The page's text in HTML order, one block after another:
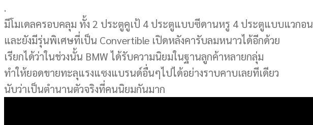
.
มีโมเดลครอบคลุม ทั้ง 2 ประตูคูเป้ 4 ประตูแบบซีดานหรู 4 ประตูแบบแวกอน
และยังมีรุ่นพิเศษที่เป็น Convertible เปิดหลังคารับลมหนาวได้อีกด้วย
เรียกได้ว่าในช่วงนั้น BMW ได้รับความนิยมในฐานลูกค้าหลายกลุ่ม
ทำให้ยอดขายทะลุแรงแซงแบรนด์อื่นๆไปได้อย่างราบคาบเลยทีเดียว
นับว่าเป็นตำนานตัวจริงที่คนนิยมกันมาก